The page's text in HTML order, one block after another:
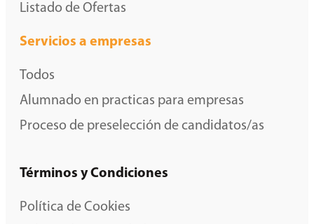
Listado de Ofertas
Servicios a empresas
Todos
Alumnado en practicas para empresas
Proceso de preselección de candidatos/as
Términos y Condiciones
Política de Cookies